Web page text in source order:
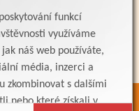
funkcí
využíváme
náš web používáte,
média, inzerci a
zkombinovat s dalšími
nebo které získali v